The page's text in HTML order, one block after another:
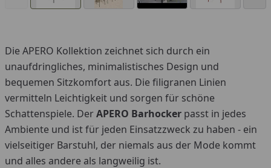
Die APERO Kollektion zeichnet sich durch ein
unaufdringliches, minimalistisches Design und
bequemen Sitzkomfort aus. Die filigranen Linien
vermitteln Leichtigkeit und sorgen für schöne
Schattenspiele. DerAPERO Barhocker passt in jedes
Ambiente und ist für jeden Einsatzzweck zu haben - ein
vielseitiger Barstuhl, der niemals aus der Mode kommt
und alles andere als langweilig ist.